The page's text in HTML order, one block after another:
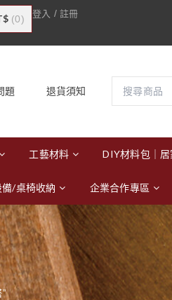
0 登入 / 註冊
題 退貨須知
工藝材料 DIY材料包｜居
備/桌椅收納 企業合作專區